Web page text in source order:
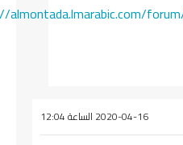
https://
2020-04-16 الساعة 12:04